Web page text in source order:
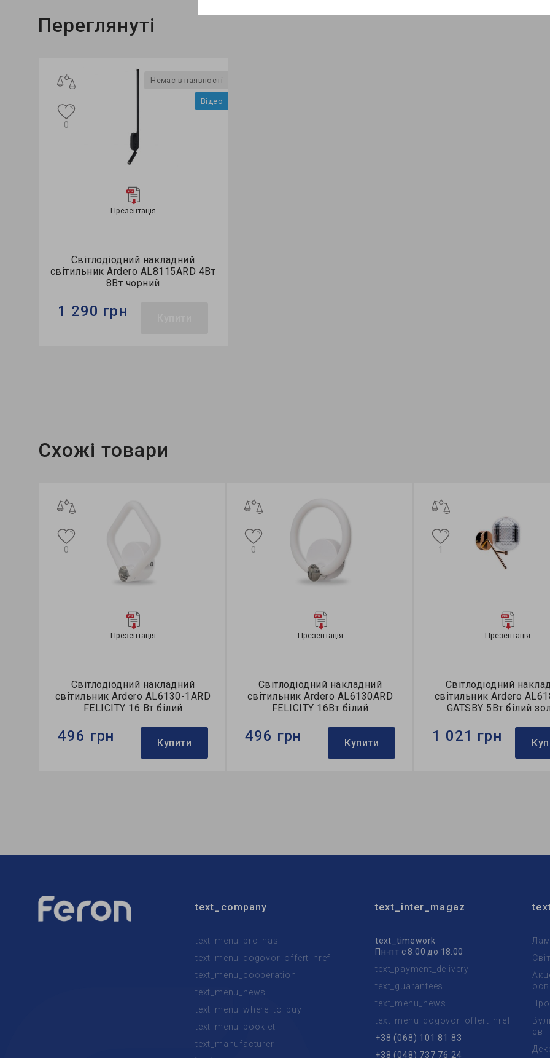
Переглянуті
Немає в наявності
Відео
Презентація
Світлодіодний накладний
світильник Ardero AL8115ARD 4Вт
8Вт чорний
0
1 290 грн
Схожі товари
Презентація
Світлодіодний накладний
світильник Ardero AL6130-1ARD
FELICITY 16 Вт білий
0
496 грн Купити
Презентація
Світлодіодний накладний
світильник Ardero AL6130ARD
FELICITY 16Вт білий
0
496 грн Купити
Презентація
Світлодіодний
світильник Ardero
GATSBY 5Вт білий
1
1 021 грн
text_company
text_menu_pro_nas
text_menu_dogovor_offert_href
text_menu_cooperation
text_menu_news
text_menu_where_to_buy
text_menu_booklet
text_manufacturer
text_inter_magaz
text_timework
Пн-пт с 8.00 до 18.00
text_payment_delivery
text_guarantees
text_menu_news
text_menu_dogovor_offert_href
+38 (068) 101 81 83
+38 (048) 737 76 24